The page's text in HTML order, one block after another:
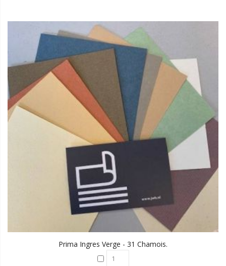
Prima Ingres Verge - 31 Chamois.